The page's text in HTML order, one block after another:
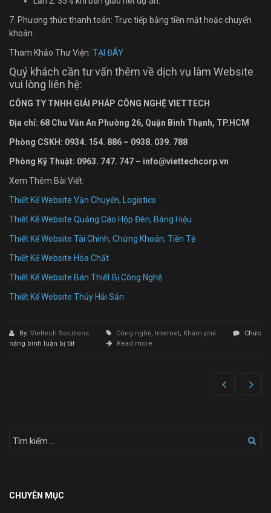
7. Phương thức thanh toán: Trực tiếp bằng tiền mặt hoặc chuyển
khoản.
Tham Khảo Thư Viện: TẠI ĐÂY
Quý khách cần tư vấn thêm về dịch vụ làm Website
vui lòng liên hệ:
CÔNG TY TNHH GIẢI PHÁP CÔNG NGHỆ VIETTECH
Địa chỉ: 68 Chu Văn An Phường 26, Quận Bình Thạnh, TP.HCM
Phòng CSKH: 0934. 154. 886 – 0938. 039. 788
Phòng Kỹ Thuật: 0963. 747. 747 – info@viettechcorp.vn
Xem Thêm Bài Viết:
Thiết Kế Website Vận Chuyển, Logistics
Thiết Kế Website Quảng Cáo Hộp Đèn, Bảng Hiệu
Thiết Kế Website Tài Chính, Chứng Khoán, Tiền Tệ
Thiết Kế Website Hóa Chất
Thiết Kế Website Bán Thiết Bị Công Nghệ
Thiết Kế Website Thủy Hải Sản
By: Viettech Solutions Công nghệ, Internet, Khám phá
Chức
năng bình luận bị tắtở
Read more
CHUYÊN MỤC